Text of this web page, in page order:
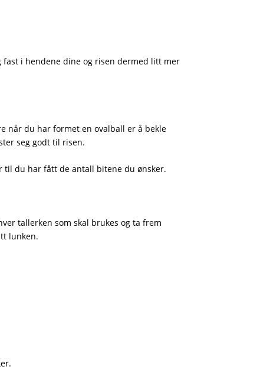
fast i hendene dine og risen dermed litt mer
når du har formet en ovalball er å bekle
seg godt til risen.
til du har fått de antall bitene du ønsker.
tallerken som skal brukes og ta frem
lunken.